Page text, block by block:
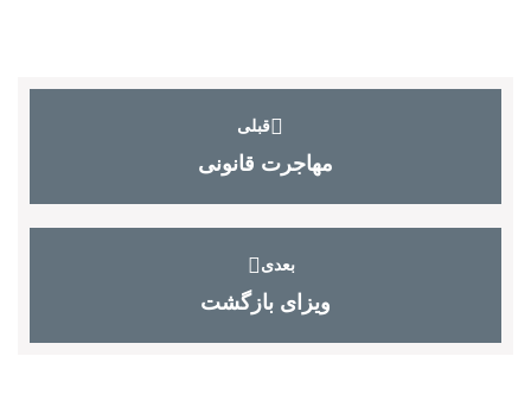
قبلی
مهاجرت قانونی
بعدی
ویزای بازگشت